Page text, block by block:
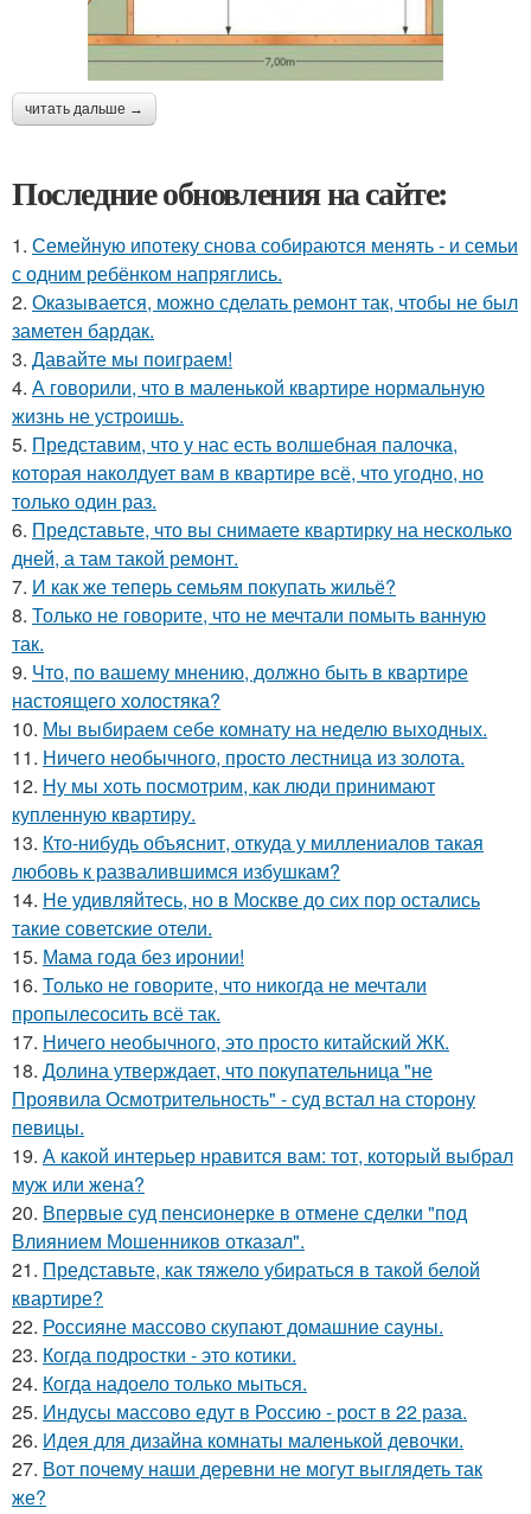
читать дальше →
Последние обновления на сайте:
1. Семейную ипотеку снова собираются менять - и семьи
с одним ребёнком напряглись.
2. Оказывается, можно сделать ремонт так, чтобы не был
заметен бардак.
3. Давайте мы поиграем!
4. А говорили, что в маленькой квартире нормальную
жизнь не устроишь.
5. Представим, что у нас есть волшебная палочка,
которая наколдует вам в квартире всё, что угодно, но
только один раз.
6. Представьте, что вы снимаете квартирку на несколько
дней, а там такой ремонт.
7. И как же теперь семьям покупать жильё?
8. Только не говорите, что не мечтали помыть ванную
так.
9. Что, по вашему мнению, должно быть в квартире
настоящего холостяка?
10. Мы выбираем себе комнату на неделю выходных.
11. Ничего необычного, просто лестница из золота.
12. Ну мы хоть посмотрим, как люди принимают
купленную квартиру.
13. Кто-нибудь объяснит, откуда у миллениалов такая
любовь к развалившимся избушкам?
14. Не удивляйтесь, но в Москве до сих пор остались
такие советские отели.
15. Мама года без иронии!
16. Только не говорите, что никогда не мечтали
пропылесосить всё так.
17. Ничего необычного, это просто китайский ЖК.
18. Долина утверждает, что покупательница "не
Проявила Осмотрительность" - суд встал на сторону
певицы.
19. А какой интерьер нравится вам: тот, который выбрал
муж или жена?
20. Впервые суд пенсионерке в отмене сделки "под
Влиянием Мошенников отказал".
21. Представьте, как тяжело убираться в такой белой
квартире?
22. Россияне массово скупают домашние сауны.
23. Когда подростки - это котики.
24. Когда надоело только мыться.
25. Индусы массово едут в Россию - рост в 22 раза.
26. Идея для дизайна комнаты маленькой девочки.
27. Вот почему наши деревни не могут выглядеть так
же?